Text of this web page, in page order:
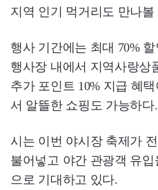
지역 인기 먹거리도 만나볼
행사 기간에는 최대 70%
행사장 내에서 지역사랑상
추가 포인트 10% 지급 혜
서 알뜰한 쇼핑도 가능하다.
시는 이번 야시장 축제가
불어넣고 야간 관광객 유
으로 기대하고 있다.